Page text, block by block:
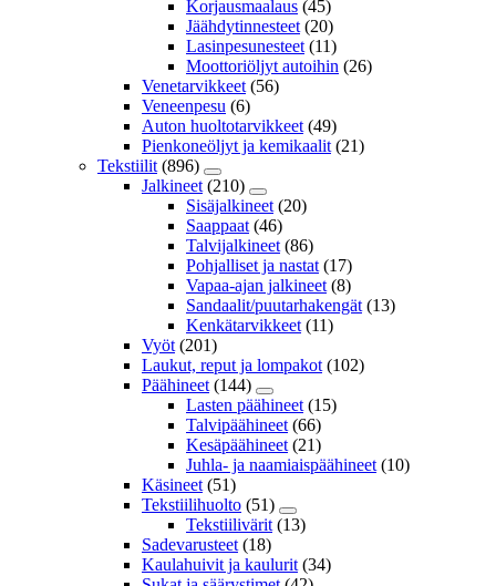
Korjausmaalaus (45)
Jäähdytinnesteet (20)
Lasinpesunesteet (11)
Moottoriöljyt autoihin (26)
Venetarvikkeet (56)
Veneenpesu (6)
Auton huoltotarvikkeet (49)
Pienkoneöljyt ja kemikaalit (21)
Tekstiilit (896)
Jalkineet (210)
Sisäjalkineet (20)
Saappaat (46)
Talvijalkineet (86)
Pohjalliset ja nastat (17)
Vapaa-ajan jalkineet (8)
Sandaalit/puutarhakengät (13)
Kenkätarvikkeet (11)
Vyöt (201)
Laukut, reput ja lompakot (102)
Päähineet (144)
Lasten päähineet (15)
Talvipäähineet (66)
Kesäpäähineet (21)
Juhla- ja naamiaispäähineet (10)
Käsineet (51)
Tekstiilihuolto (51)
Tekstiilivärit (13)
Sadevarusteet (18)
Kaulahuivit ja kaulurit (34)